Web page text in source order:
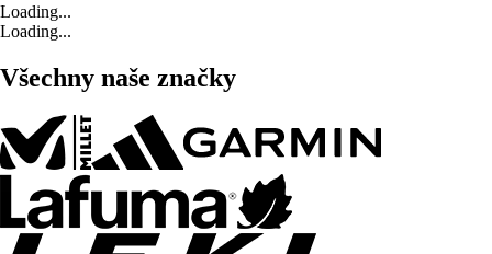
Loading...
Loading...
Všechny naše značky